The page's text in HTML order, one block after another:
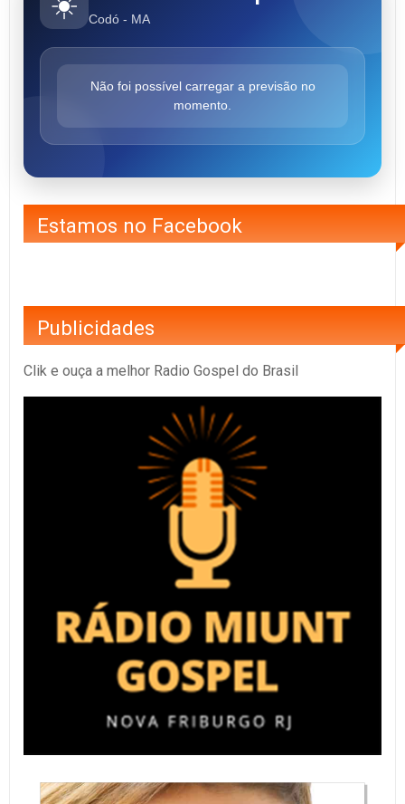
Codó - MA
Não foi possível carregar a previsão no
momento.
Estamos no Facebook
Publicidades
Clik e ouça a melhor Radio Gospel do Brasil